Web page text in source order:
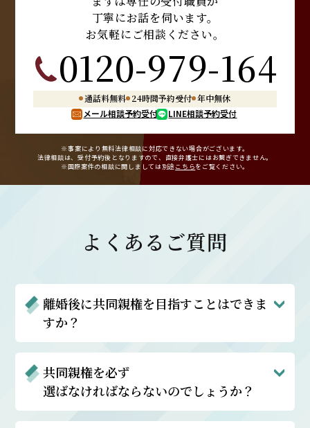
丁寧にお話を伺います。
お気軽にご相談ください。
0120-979-164
通話料無料 24時間予約受付 年中無休
メール相談予約受付
LINE相談予約受付
※事案により無料法律相談に対応できない場合がございます。
法律相談は、受付予約後となりますので、
直接弁護士にはお繋ぎできません。
※国際案件の相談に関しましては別途こちらをご覧ください。
よくあるご質問
離婚後に共同親権を目指すことはできま
すか？
共同親権を必ず
選ばなければならないのでしょうか？